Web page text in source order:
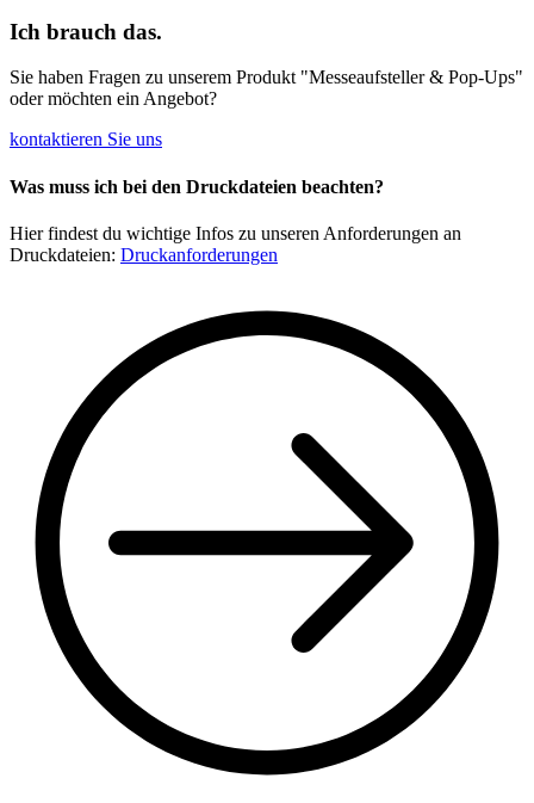
Ich brauch das.
Sie haben Fragen zu unserem Produkt "Messeaufsteller & Pop-Ups"
oder möchten ein Angebot?
kontaktieren Sie uns
Was muss ich bei den Druckdateien beachten?
Hier findest du wichtige Infos zu unseren Anforderungen an
Druckdateien: Druckanforderungen